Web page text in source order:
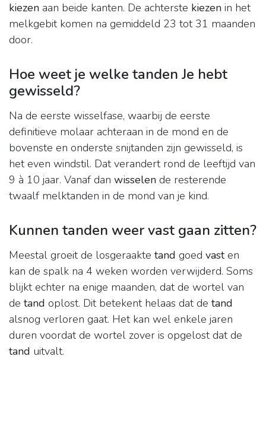
kiezen aan beide kanten. De achterste kiezen in het
melkgebit komen na gemiddeld 23 tot 31 maanden
door.
Hoe weet je welke tanden Je hebt
gewisseld?
Na de eerste wisselfase, waarbij de eerste
definitieve molaar achteraan in de mond en de
bovenste en onderste snijtanden zijn gewisseld, is
het even windstil. Dat verandert rond de leeftijd van
9 à 10 jaar. Vanaf dan wisselen de resterende
twaalf melktanden in de mond van je kind.
Kunnen tanden weer vast gaan zitten?
Meestal groeit de losgeraakte tand goed vasten
kan de spalk na 4 weken worden verwijderd. Soms
blijkt echter na enige maanden, dat de wortel van
de tand oplost. Dit betekent helaas dat de tand
alsnog verloren gaat. Het kan wel enkele jaren
duren voordat de wortel zover is opgelost dat de
tand uitvalt.